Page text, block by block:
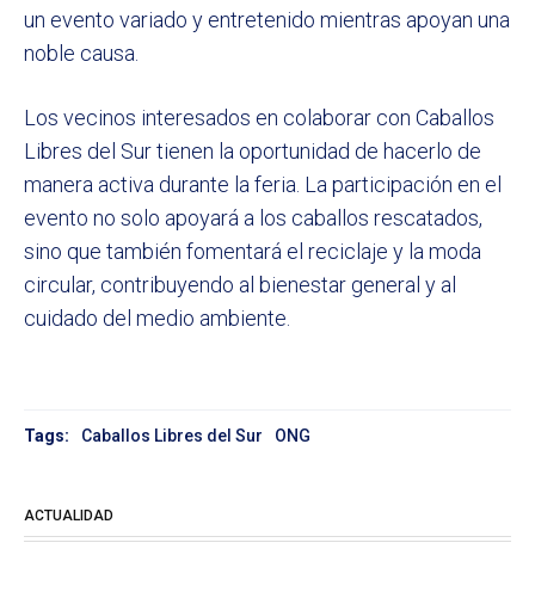
un evento variado y entretenido mientras apoyan una
noble causa.
Los vecinos interesados en colaborar con Caballos
Libres del Sur tienen la oportunidad de hacerlo de
manera activa durante la feria. La participación en el
evento no solo apoyará a los caballos rescatados,
sino que también fomentará el reciclaje y la moda
circular, contribuyendo al bienestar general y al
cuidado del medio ambiente.
Tags: Caballos Libres del Sur ONG
ACTUALIDAD